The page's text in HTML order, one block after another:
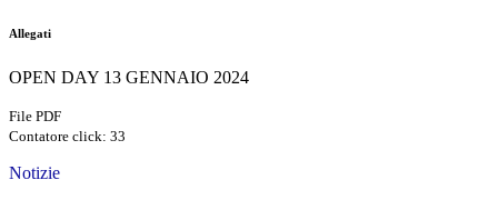
Allegati
OPEN DAY 13 GENNAIO 2024
File PDF
Contatore click: 33
Notizie